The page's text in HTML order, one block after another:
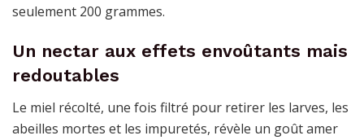
seulement 200 grammes.
Un nectar aux effets envoûtants mais
redoutables
Le miel récolté, une fois filtré pour retirer les larves, les
abeilles mortes et les impuretés, révèle un goût amer